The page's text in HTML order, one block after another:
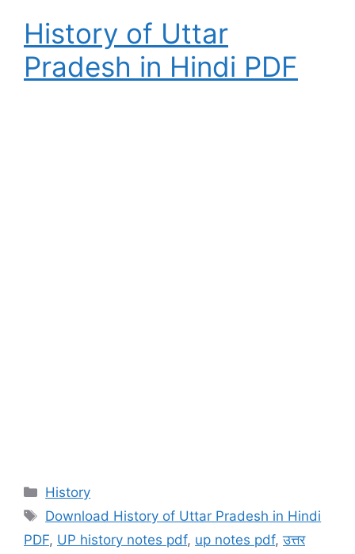
History of Uttar
Pradesh in Hindi PDF
Categories
History
Tags
Download History of Uttar Pradesh in Hindi
PDF, UP history notes pdf, up notes pdf,उत्तर